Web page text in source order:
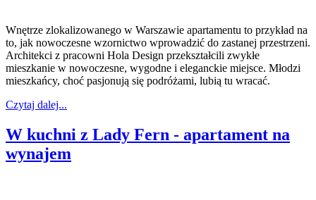
Wnętrze zlokalizowanego w Warszawie apartamentu to przykład na
to, jak nowoczesne wzornictwo wprowadzić do zastanej przestrzeni.
Architekci z pracowni Hola Design przekształcili zwykłe
mieszkanie w nowoczesne, wygodne i eleganckie miejsce. Młodzi
mieszkańcy, choć pasjonują się podróżami, lubią tu wracać.
Czytaj dalej...
W kuchni z Lady Fern - apartament na
wynajem